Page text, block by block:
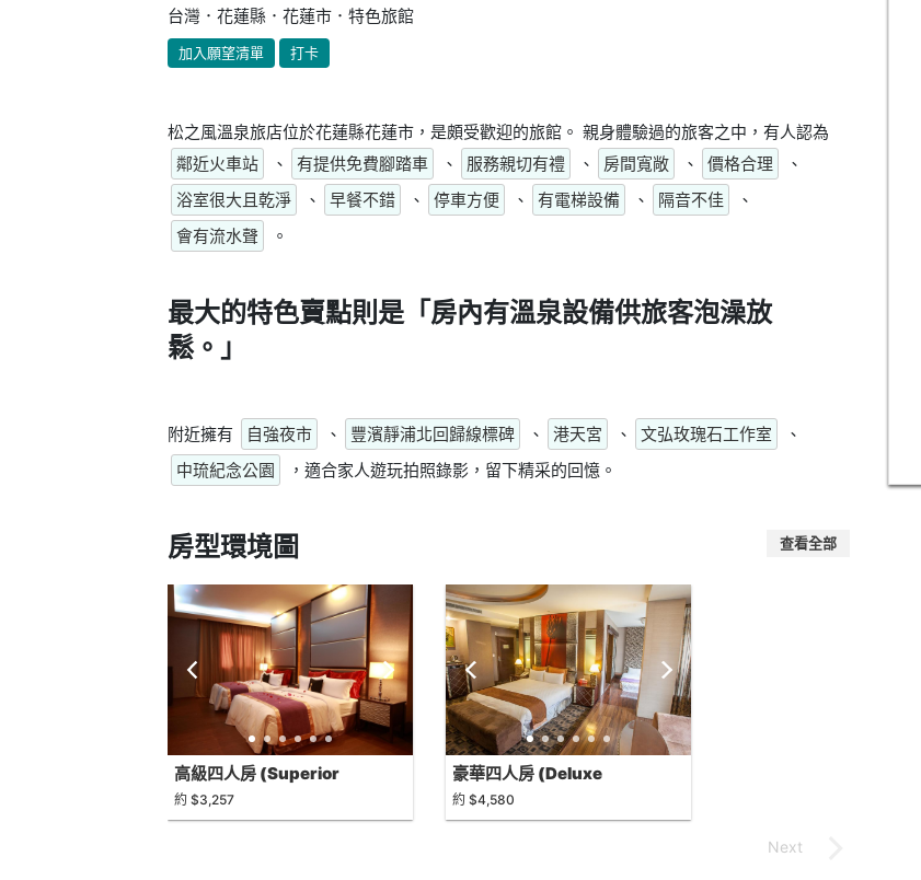
台灣．花蓮縣．花蓮市．特色旅館
加入願望清單 打卡
松之風溫泉旅店位於花蓮縣花蓮市，是頗受歡迎的旅館。 親身體驗過的旅客之中，有人認為
鄰近火車站
、 有提供免費腳踏車 、 服務親切有禮 、 房間寬敞 、 價格合理
、
浴室很大且乾淨
、 早餐不錯 、 停車方便 、 有電梯設備 、 隔音不佳
、
會有流水聲
。
最大的特色賣點則是「房內有溫泉設備供旅客泡澡放
鬆。」
附近擁有 自強夜市 、 豐濱靜浦北回歸線標碑 、 港天宮 、 文弘玫瑰石工作室
、
中琉紀念公園
，適合家人遊玩拍照錄影，留下精采的回憶。
房型環境圖 查看全部
高級四人房 (Superior
Quadruple Room)
約 $3,257
豪華四人房 (Deluxe
Quadruple Room)
約 $4,580